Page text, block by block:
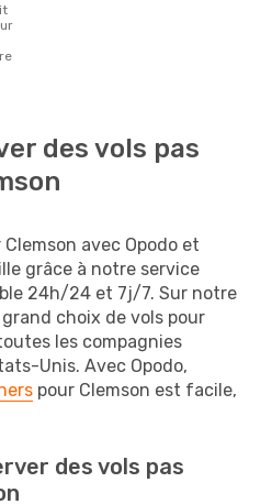
des vols pas
avec Opodo et
grâce à notre service
24h/24 et 7j/7. Sur notre
choix de vols pour
les compagnies
Unis. Avec Opodo,
pour Clemson est facile,
des vols pas